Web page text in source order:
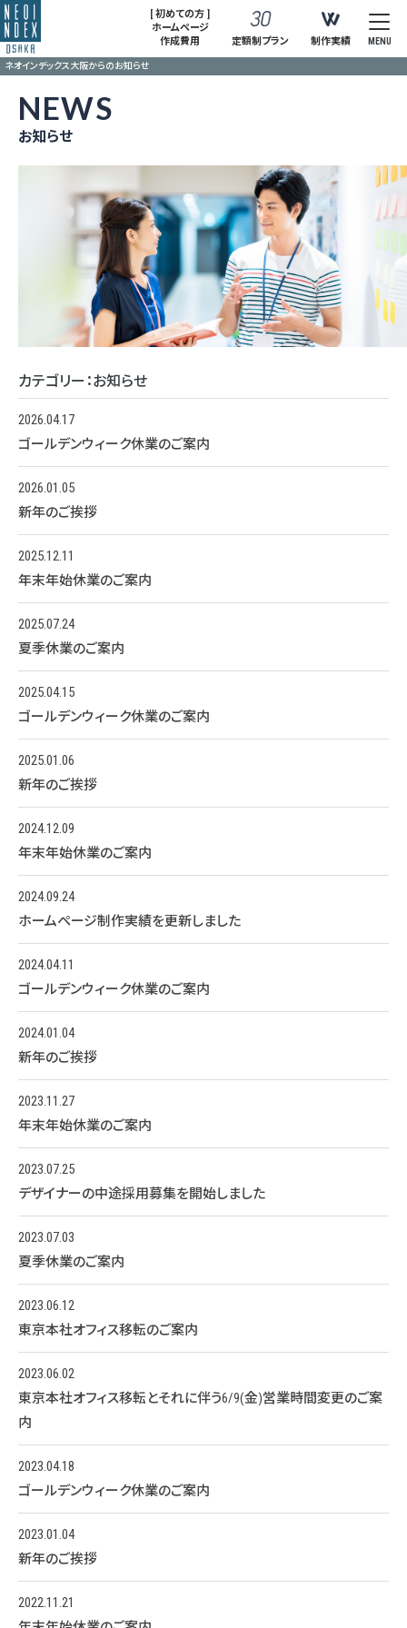
[ 初めての方 ]
ホームページ
作成費用
定額制プラン 制作実績 MENU
ネオインデックス大阪からのお知らせ
NEWS
お知らせ
カテゴリー：お知らせ
2026.04.17
ゴールデンウィーク休業のご案内
2026.01.05
新年のご挨拶
2025.12.11
年末年始休業のご案内
2025.07.24
夏季休業のご案内
2025.04.15
ゴールデンウィーク休業のご案内
2025.01.06
新年のご挨拶
2024.12.09
年末年始休業のご案内
2024.09.24
ホームページ制作実績を更新しました
2024.04.11
ゴールデンウィーク休業のご案内
2024.01.04
新年のご挨拶
2023.11.27
年末年始休業のご案内
2023.07.25
デザイナーの中途採用募集を開始しました
2023.07.03
夏季休業のご案内
2023.06.12
東京本社オフィス移転のご案内
2023.06.02
東京本社オフィス移転とそれに伴う6/9(金)営業時間変更のご案
内
2023.04.18
ゴールデンウィーク休業のご案内
2023.01.04
新年のご挨拶
2022.11.21